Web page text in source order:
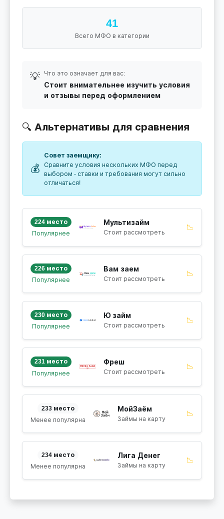
41
Всего МФО в категории
💡 Что это означает для вас:
Стоит внимательнее изучить условия
и отзывы перед оформлением
🔍 Альтернативы для сравнения
💰
Совет заемщику:
Сравните условия нескольких МФО перед
выбором - ставки и требования могут сильно
отличаться!
224 место
Популярнее
Мультизайм
Стоит рассмотреть
📉
226 место
Популярнее
Вам заем
Стоит рассмотреть
📉
230 место
Популярнее
Ю займ
Стоит рассмотреть
📉
231 место
Популярнее
Фреш
Стоит рассмотреть
📉
233 место
Менее популярна
МойЗаём
Займы на карту
📉
234 место
Менее популярна
Лига Денег
Займы на карту
📉